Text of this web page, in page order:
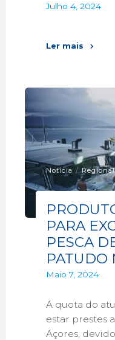
Julho 4, 2024
Ler mais
Notícia / Regional
PARA
PESCA
PATUDO
Maio 7, 2024
A quota do
estar prestes
Açores,